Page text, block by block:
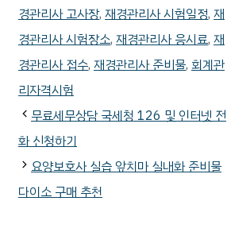
테
고
리
그
경관리사 고사장, 재경관리사 시험일정, 재
경관리사 시험장소, 재경관리사 응시료, 재
경관리사 접수, 재경관리사 준비물, 회계관
리자격시험
무료세무상담 국세청 126 및 인터넷 전
화 신청하기
요양보호사 실습 앞치마 실내화 준비물
다이소 구매 추천